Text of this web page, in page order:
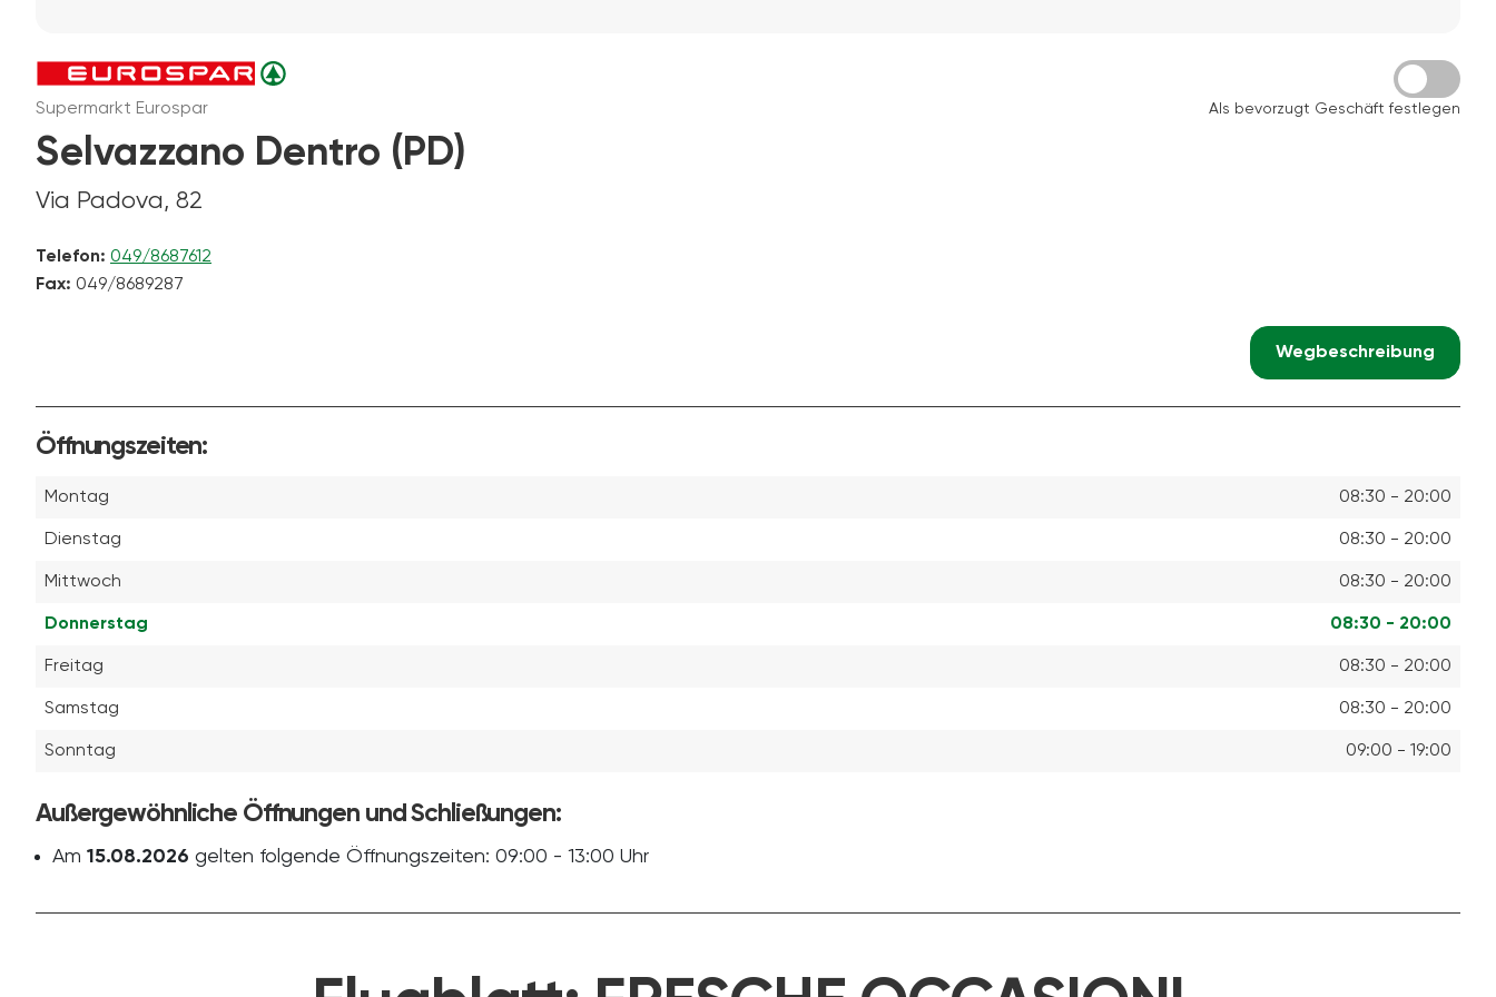
Supermarkt Eurospar
Selvazzano Dentro (PD)
Via Padova, 82
Telefon: 049/8687612
Fax: 049/8689287
Als bevorzugt Geschäft festlegen
Wegbeschreibung
Öffnungszeiten:
Montag 08:30 - 20:00
Dienstag 08:30 - 20:00
Mittwoch 08:30 - 20:00
Donnerstag 08:30 - 20:00
Freitag 08:30 - 20:00
Samstag 08:30 - 20:00
Sonntag 09:00 - 19:00
Außergewöhnliche Öffnungen und Schließungen:
Am 15.08.2026 gelten folgende Öffnungszeiten: 09:00 - 13:00 Uhr